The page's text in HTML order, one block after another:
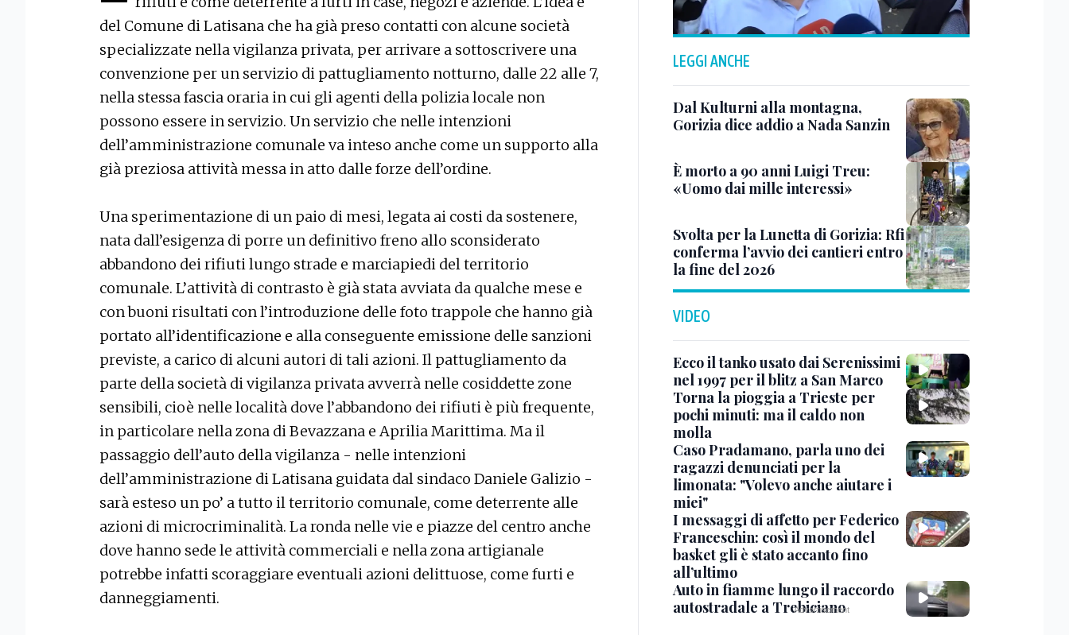
del Comune di Latisana che ha già preso contatti con alcune società
specializzate nella vigilanza privata, per arrivare a sottoscrivere una
convenzione per un servizio di pattugliamento notturno, dalle 22 alle 7,
nella stessa fascia oraria in cui gli agenti della polizia locale non
possono essere in servizio. Un servizio che nelle intenzioni
dell’amministrazione comunale va inteso anche come un supporto alla
già preziosa attività messa in atto dalle forze dell’ordine.
Una sperimentazione di un paio di mesi, legata ai costi da sostenere,
nata dall’esigenza di porre un definitivo freno allo sconsiderato
abbandono dei rifiuti lungo strade e marciapiedi del territorio
comunale. L’attività di contrasto è già stata avviata da qualche mese e
con buoni risultati con l’introduzione delle foto trappole che hanno già
portato all’identificazione e alla conseguente emissione delle sanzioni
previste, a carico di alcuni autori di tali azioni. Il pattugliamento da
parte della società di vigilanza privata avverrà nelle cosiddette zone
sensibili, cioè nelle località dove l’abbandono dei rifiuti è più frequente,
in particolare nella zona di Bevazzana e Aprilia Marittima. Ma il
passaggio dell’auto della vigilanza - nelle intenzioni
dell’amministrazione di Latisana guidata dal sindaco Daniele Galizio -
sarà esteso un po’ a tutto il territorio comunale, come deterrente alle
azioni di microcriminalità. La ronda nelle vie e piazze del centro anche
dove hanno sede le attività commerciali e nella zona artigianale
potrebbe infatti scoraggiare eventuali azioni delittuose, come furti e
danneggiamenti.
LEGGI ANCHE
Dal Kulturni alla montagna,
Gorizia dice addio a Nada Sanzin
È morto a 90 anni Luigi Treu:
«Uomo dai mille interessi»
Svolta per la Lunetta di Gorizia: Rfi
conferma l’avvio dei cantieri entro
la fine del 2026
VIDEO
Ecco il tanko usato dai Serenissimi
nel 1997 per il blitz a San Marco
Torna la pioggia a Trieste per
pochi minuti: ma il caldo non
molla
Caso Pradamano, parla uno dei
ragazzi denunciati per la
limonata: "Volevo anche aiutare i
miei"
I messaggi di affetto per Federico
Franceschin: così il mondo del
basket gli è stato accanto fino
all’ultimo
Auto in fiamme lungo il raccordo
autostradale a Trebiciano